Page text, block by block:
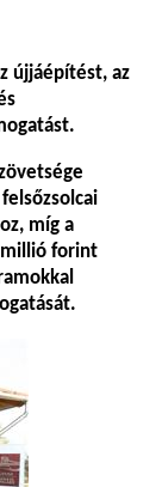
újjáépítést, az
míg a
millió forint